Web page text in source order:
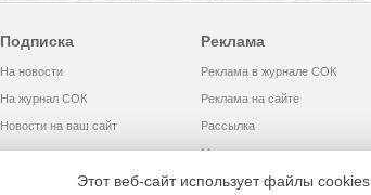
Подписка
На новости
На журнал СОК
Новости на ваш сайт
Реклама
Реклама в журнале СОК
Реклама на сайте
Рассылка
Медиакит
Этот веб-сайт использует файлы cookies.